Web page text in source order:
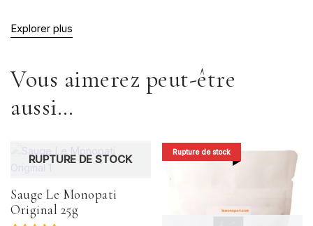
Explorer plus
Vous aimerez peut-être
aussi…
RUPTURE DE STOCK
Sauge Le Monopati
Original 25g
Rupture de stock